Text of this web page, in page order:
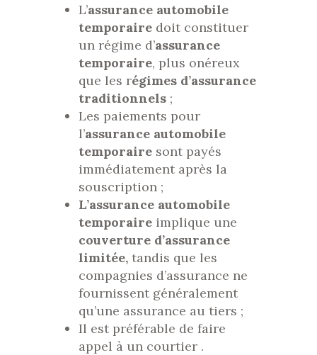
L’assurance automobile
temporaire doit constituer
un régime d’assurance
temporaire, plus onéreux
que les régimes d’assurance
traditionnels ;
Les paiements pour
l’assurance automobile
temporaire sont payés
immédiatement après la
souscription ;
L’assurance automobile
temporaire implique une
couverture d’assurance
limitée, tandis que les
compagnies d’assurance ne
fournissent généralement
qu’une assurance au tiers ;
Il est préférable de faire
appel à un courtier .